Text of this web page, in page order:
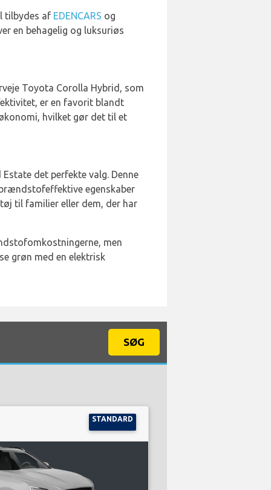
tilbydes af EDENCARS og
en behagelig og luksuriøs
Toyota Corolla Hybrid, som
er en favorit blandt
hvilket gør det til et
det perfekte valg. Denne
egenskaber
til familier eller dem, der har
men
grøn med en elektrisk
SØG
STANDARD